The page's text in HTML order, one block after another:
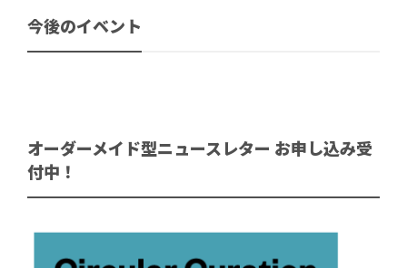
今後のイベント
オーダーメイド型ニュースレター お申し込み受
付中！